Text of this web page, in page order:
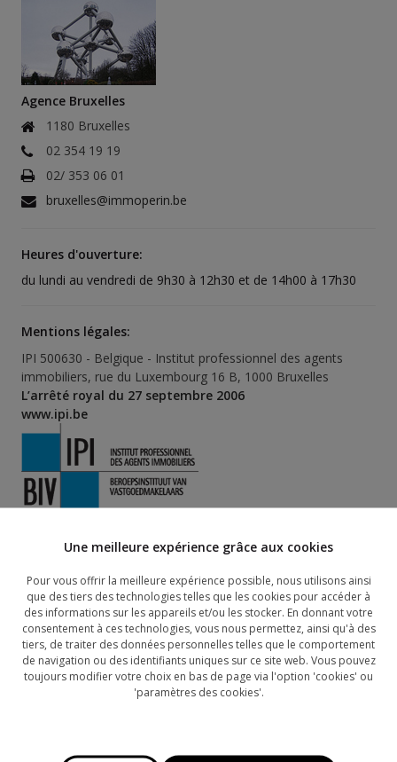
Agence Bruxelles
1180 Bruxelles
02 354 19 19
02/ 353 06 01
bruxelles@immoperin.be
Heures d'ouverture:
du lundi au vendredi de 9h30 à 12h30 et de 14h00 à 17h30
Mentions légales:
IPI 500630 - Belgique - Institut professionnel des agents
immobiliers, rue du Luxembourg 16 B, 1000 Bruxelles
L’arrêté royal du 27 septembre 2006
www.ipi.be
Vous avez des questions sur nos services ? Vous souhaitez
un rendez-vous ?
Veuillez compléter le formulaire ci-dessous et nous vous
répondrons dans les plus brefs délais.
Vos coordonnées
Une meilleure expérience grâce aux cookies
Pour vous offrir la meilleure expérience possible, nous utilisons ainsi
que des tiers des technologies telles que les cookies pour accéder à
des informations sur les appareils et/ou les stocker. En donnant votre
consentement à ces technologies, vous nous permettez, ainsi qu'à des
tiers, de traiter des données personnelles telles que le comportement
de navigation ou des identifiants uniques sur ce site web. Vous pouvez
toujours modifier votre choix en bas de page via l'option 'cookies' ou
'paramètres des cookies'.